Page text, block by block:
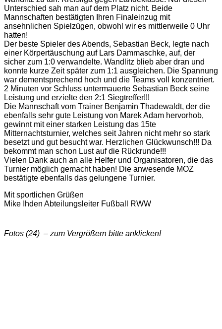
Unterschied sah man auf dem Platz nicht. Beide
Mannschaften bestätigten Ihren Finaleinzug mit
ansehnlichen Spielzügen, obwohl wir es mittlerweile 0 Uhr
hatten!
Der beste Spieler des Abends, Sebastian Beck, legte nach
einer Körpertäuschung auf Lars Dammaschke, auf, der
sicher zum 1:0 verwandelte. Wandlitz blieb aber dran und
konnte kurze Zeit später zum 1:1 ausgleichen. Die Spannung
war dementsprechend hoch und die Teams voll konzentriert.
2 Minuten vor Schluss untermauerte Sebastian Beck seine
Leistung und erzielte den 2:1 Siegtreffer!!!
Die Mannschaft vom Trainer Benjamin Thadewaldt, der die
ebenfalls sehr gute Leistung von Marek Adam hervorhob,
gewinnt mit einer starken Leistung das 15te
Mitternachtsturnier, welches seit Jahren nicht mehr so stark
besetzt und gut besucht war. Herzlichen Glückwunsch!!! Da
bekommt man schon Lust auf die Rückrunde!!!
Vielen Dank auch an alle Helfer und Organisatoren, die das
Turnier möglich gemacht haben! Die anwesende MOZ
bestätigte ebenfalls das gelungene Turnier.
Mit sportlichen Grüßen
Mike Ihden Abteilungsleiter Fußball RWW
Fotos (24) – zum Vergrößern bitte anklicken!